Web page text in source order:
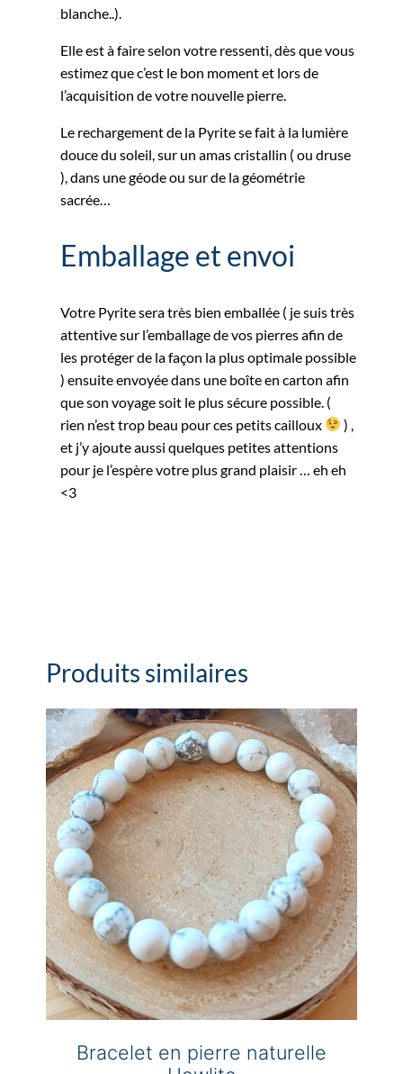
blanche..).
Elle est à faire selon votre ressenti, dès que vous
estimez que c’est le bon moment et lors de
l’acquisition de votre nouvelle pierre.
Le rechargement de la Pyrite se fait à la lumière
douce du soleil, sur un amas cristallin ( ou druse
), dans une géode ou sur de la géométrie
sacrée…
Emballage et envoi
Votre Pyrite sera très bien emballée ( je suis très
attentive sur l’emballage de vos pierres afin de
les protéger de la façon la plus optimale possible
) ensuite envoyée dans une boîte en carton afin
que son voyage soit le plus sécure possible. (
rien n’est trop beau pour ces petits cailloux
) ,
et j’y ajoute aussi quelques petites attentions
pour je l’espère votre plus grand plaisir … eh eh
<3
Produits similaires
Bracelet en pierre naturelle